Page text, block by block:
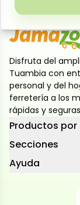
Disfruta del
Tuambia con
personal y del
ferretería a los
rápidas y
Productos
Secciones
Ayuda